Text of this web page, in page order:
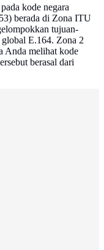
kode negara
berada di Zona ITU
tujuan-
E.164. Zona 2
Anda melihat kode
berasal dari